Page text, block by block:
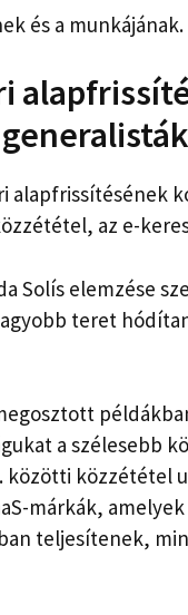
és a munkájának.
alapfrissítésének
az e-
Solís elemzése
teret
a szélesebb
közötti közzététel
márkák,
teljesítenek,